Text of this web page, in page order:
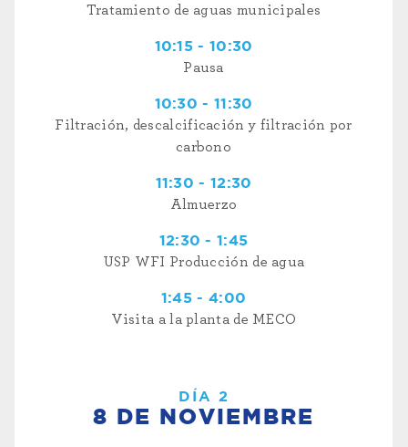
Tratamiento de aguas municipales
10:15 - 10:30
Pausa
10:30 - 11:30
Filtración, descalcificación y filtración por
carbono
11:30 - 12:30
Almuerzo
12:30 - 1:45
USP WFI Producción de agua
1:45 - 4:00
Visita a la planta de MECO
DÍA 2
8 DE NOVIEMBRE